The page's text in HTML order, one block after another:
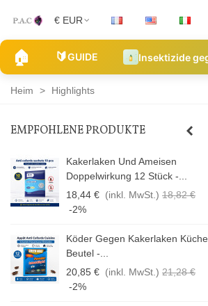
€ EUR
🏠 🔰GUIDE Insektizide
Heim > Highlights
EMPFOHLENE PRODUKTE
Kakerlaken Und Ameisen
Doppelwirkung 12 Stück -...
18,44 € (inkl. MwSt.) 18,82 €
-2%
Köder Gegen Kakerlaken
Beutel -...
20,85 € (inkl. MwSt.) 21,28 €
-2%